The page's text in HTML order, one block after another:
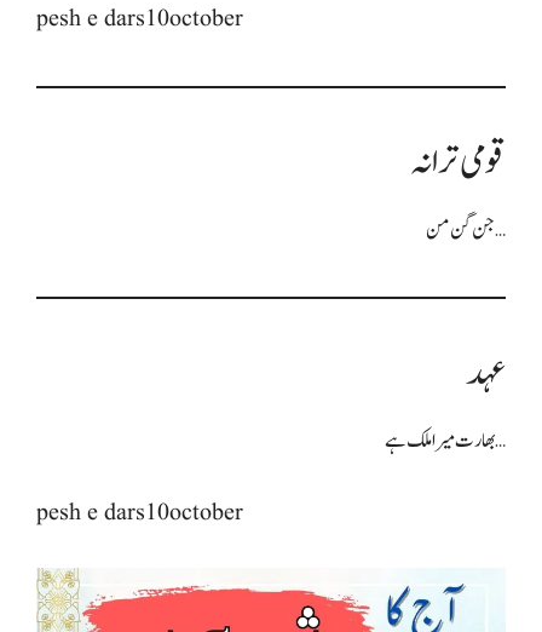
pesh e dars10october
قومی ترانہ
جن گن من…
عہد
بھارت میرا ملک ہے…
pesh e dars10october